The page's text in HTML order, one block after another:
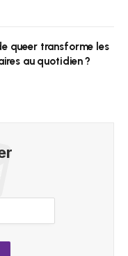
queer transforme les
au quotidien ?